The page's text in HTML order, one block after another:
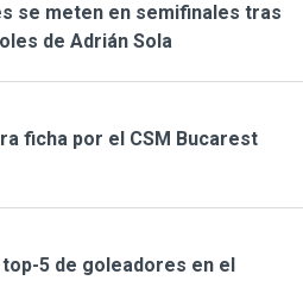
se meten en semifinales tras
de Adrián Sola
ficha por el CSM Bucarest
5 de goleadores en el